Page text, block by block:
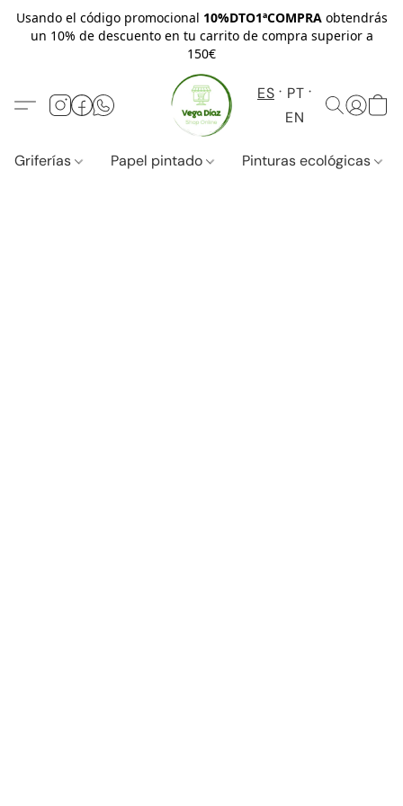
Usando el código promocional 10%DTO1ªCOMPRAobtendrás
un 10% de descuento en tu carrito de compra superior a
150€
ES
PT
EN
Griferías Papel pintado Pinturas ecológicas